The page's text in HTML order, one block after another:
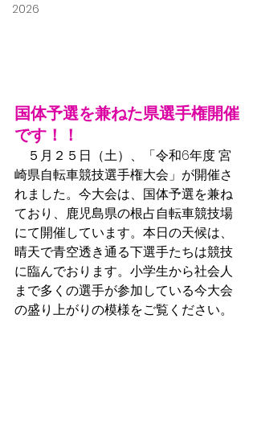
2026
国体予選を兼ねた県選手権開催
です！！
５月２５日（土）、「令和6年度 宮
崎県自転車競技選手権大会」が開催さ
れました。今大会は、国体予選を兼ね
ており、鹿児島県の根占自転車競技場
にて開催しています。本日の天候は、
晴天で青空透き通る下選手たちは競技
に臨んでおります。小学生から社会人
まで多くの選手が参加している今大会
の盛り上がりの模様をご覧ください。